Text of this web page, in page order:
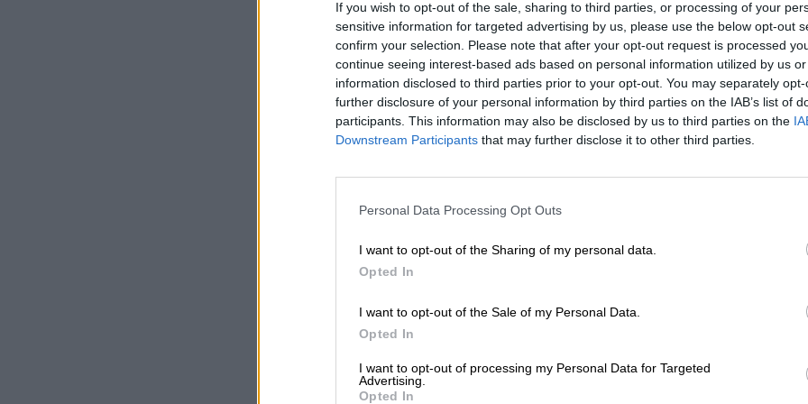
If you wish to opt-out of the sale, sharing to third parties, or processing of your
sensitive information for targeted advertising by us, please use the below opt-out
confirm your selection. Please note that after your opt-out request is processed
continue seeing interest-based ads based on personal information utilized by us
information disclosed to third parties prior to your opt-out. You may separately
further disclosure of your personal information by third parties on the IAB’s list of
participants. This information may also be disclosed by us to third parties on the
Downstream Participants that may further disclose it to other third parties.
Personal Data Processing Opt Outs
I want to opt-out of the Sharing of my personal data.
Opted In
I want to opt-out of the Sale of my Personal Data.
Opted In
I want to opt-out of processing my Personal Data for Targeted
Advertising.
Opted In
* Prijzen zijn inclusief wettelijke BTW. Plus
Scheepvaart
* Prijzen zijn inclusief accijns
Omschrijving Info Beoordelingen(5)
Er is een nieuw hoogtepunt in het zorgvuldig
: nadat de eerste generatie fijne sterke
nieuwe serie. De fijnproever heeft de keuze tussen
Voor de op vat gerijpte versie van de fijne brandewijn
afgevuld en rijpt daar in volle glorie. Opslag vindt
whiskydistilleerderij Schliersee is gespecialiseerd in
voor het verfijnen van de bierbrandewijn. De houten
toets van whisky en het onmiskenbare aroma van het
is de perfecte
geserveerd worden als aperitief aan het begin van de